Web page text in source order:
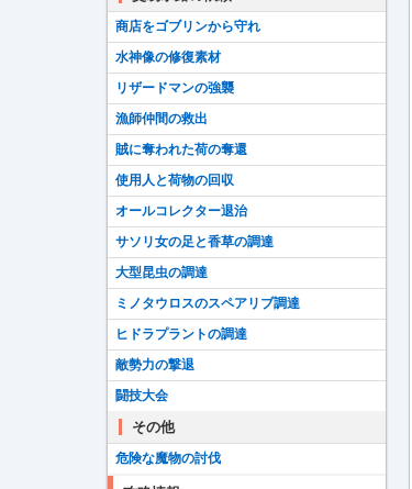
商店をゴブリンから守れ
水神像の修復素材
リザードマンの強襲
漁師仲間の救出
賊に奪われた荷の奪還
使用人と荷物の回収
オールコレクター退治
サソリ女の足と香草の調達
大型昆虫の調達
ミノタウロスのスペアリブ調達
ヒドラプラントの調達
敵勢力の撃退
闘技大会
その他
危険な魔物の討伐